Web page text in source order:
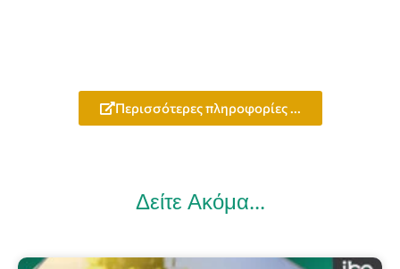
Περισσότερες πληροφορίες ...
Δείτε Ακόμα...